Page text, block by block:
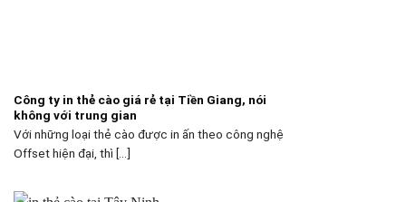
Công ty in thẻ cào giá rẻ tại Tiền Giang, nói
không với trung gian
Với những loại thẻ cào được in ấn theo công nghệ
Offset hiện đại, thì [...]